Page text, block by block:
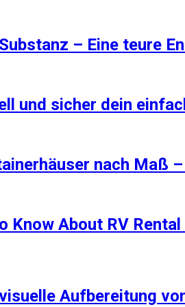
– Eine teure
und sicher dein
nach Maß
Know About RV
Aufbereitung